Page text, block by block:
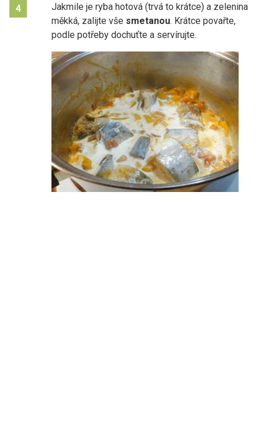
4
Jakmile je ryba hotová (trvá to krátce) a zelenina
měkká, zalijte vše smetanou. Krátce povařte,
podle potřeby dochuťte a servírujte.